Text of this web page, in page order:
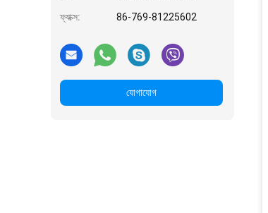
ফ্যাক্স: 86-769-81225602
যোগাযোগ